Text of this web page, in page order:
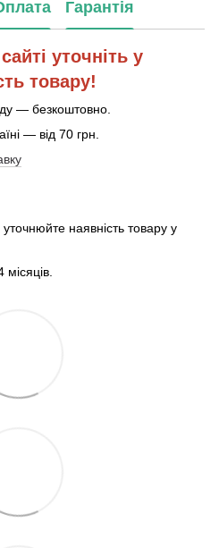
Гарантія
уточніть у
товару!
— безкоштовно.
— від 70 грн.
наявність товару у